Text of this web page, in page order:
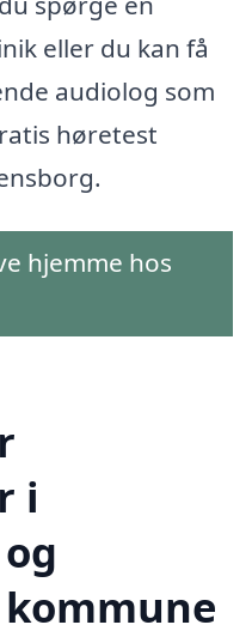
eller du kan få
audiolog som
høretest
hjemme hos
i